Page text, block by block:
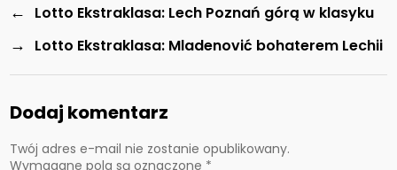
← Lotto Ekstraklasa: Lech Poznań górą w klasyku
→ Lotto Ekstraklasa: Mladenović bohaterem Lechii
Dodaj komentarz
Twój adres e-mail nie zostanie opublikowany.
Wymagane pola są oznaczone *